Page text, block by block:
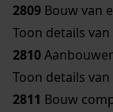
2809 Bouw van
Toon details
2810
Toon details
2811 Bouw